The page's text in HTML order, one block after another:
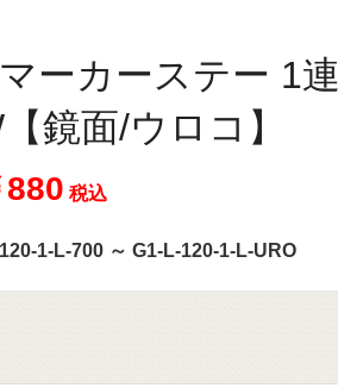
ーカーステー 1連
鏡面/ウロコ】
880 税込
1-L-700 ～ G1-L-120-1-L-URO